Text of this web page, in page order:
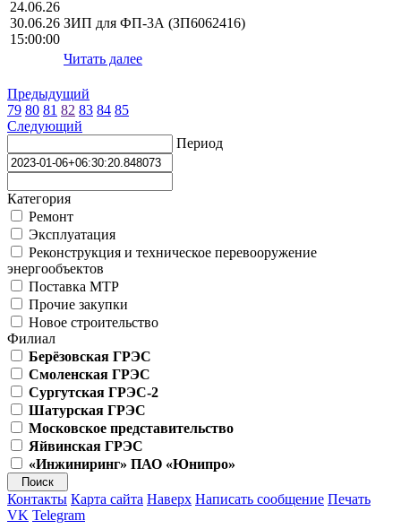
24.06.26
30.06.26
15:00:00
ЗИП для ФП-3А (ЗП6062416)
Читать далее
Предыдущий
79 80 81 82 83 84 85
Следующий
Период
Категория
Ремонт
Эксплуатация
Реконструкция и техническое перевооружение
энергообъектов
Поставка МТР
Прочие закупки
Новое строительство
Филиал
Берёзовская ГРЭС
Смоленская ГРЭС
Сургутская ГРЭС-2
Шатурская ГРЭС
Московское представительство
Яйвинская ГРЭС
«Инжиниринг» ПАО «Юнипро»
Контакты Карта сайта Наверх Написать сообщение Печать
VK Telegram